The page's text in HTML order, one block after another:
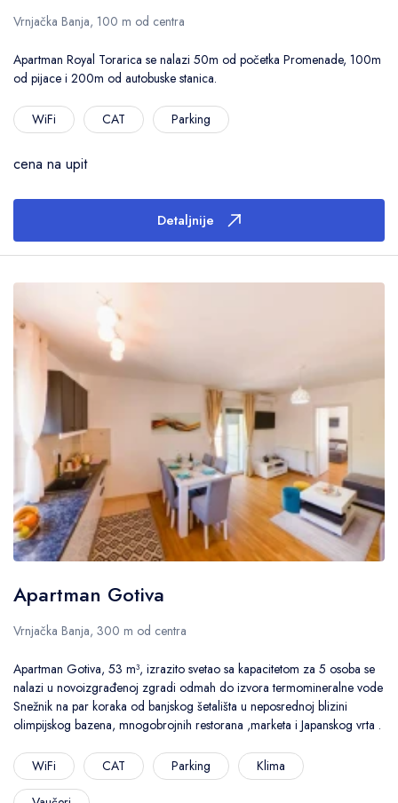
Vrnjačka Banja, 100 m od centra
Apartman Royal Torarica se nalazi 50m od početka Promenade, 100m
od pijace i 200m od autobuske stanica.
WiFi CAT Parking
cena na upit
Detaljnije
Apartman Gotiva
Vrnjačka Banja, 300 m od centra
Apartman Gotiva, 53 m³, izrazito svetao sa kapacitetom za 5 osoba se
nalazi u novoizgrađenoj zgradi odmah do izvora termomineralne vode
Snežnik na par koraka od banjskog šetališta u neposrednoj blizini
olimpijskog bazena, mnogobrojnih restorana ,marketa i Japanskog vrta .
WiFi CAT Parking Klima